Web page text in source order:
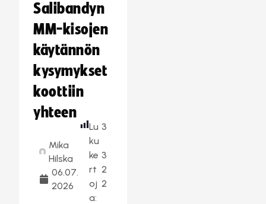
Salibandyn
MM-kisojen
käytännön
kysymykset
koottiin
yhteen
Mika
Hilska
06.07.
2026
Lu
ku
ke
rt
oj
a:
3
3
2
2